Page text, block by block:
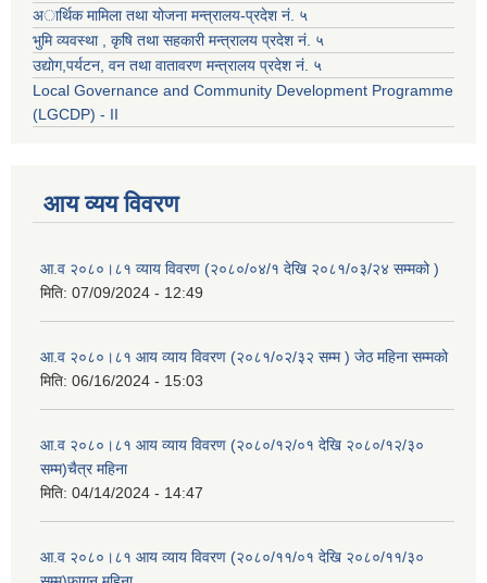
अार्थिक मामिला तथा योजना मन्त्रालय-प्रदेश नं. ५
भुमि व्यवस्था , कृषि तथा सहकारी मन्त्रालय प्रदेश नं. ५
उद्याेग,पर्यटन, वन तथा वातावरण मन्त्रालय प्रदेश नं. ५
Local Governance and Community Development Programme
(LGCDP) - II
आय व्यय विवरण
आ.व २०८०।८१ व्याय विवरण (२०८०/०४/१ देखि २०८१/०३/२४ सम्मको )
मिति: 07/09/2024 - 12:49
आ.व २०८०।८१ आय व्याय विवरण (२०८१/०२/३२ सम्म ) जेठ महिना सम्मको
मिति: 06/16/2024 - 15:03
आ.व २०८०।८१ आय व्याय विवरण (२०८०/१२/०१ देखि २०८०/१२/३०
सम्म)चैत्र महिना
मिति: 04/14/2024 - 14:47
आ.व २०८०।८१ आय व्याय विवरण (२०८०/११/०१ देखि २०८०/११/३०